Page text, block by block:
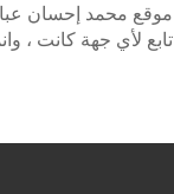
موقع محمد إحسان
تابع لأي جهة كانت ،